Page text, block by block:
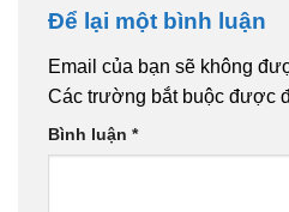
Để lại một bình luận
Email của bạn sẽ không
Các trường bắt buộc được
Bình luận *